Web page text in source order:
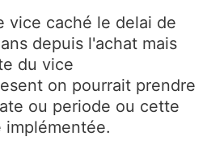
vice caché le delai de
depuis l'achat mais
du vice
on pourrait prendre
ou periode ou cette